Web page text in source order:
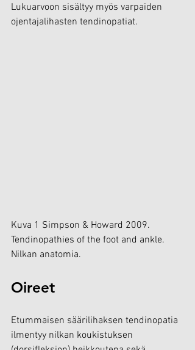
Lukuarvoon sisältyy myös varpaiden
ojentajalihasten tendinopatiat.
Kuva 1 Simpson & Howard 2009.
Tendinopathies of the foot and ankle.
Nilkan anatomia.
Oireet
Etummaisen säärilihaksen tendinopatia
ilmentyy nilkan koukistuksen